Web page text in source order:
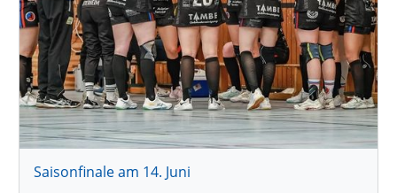
Saisonfinale am 14. Juni